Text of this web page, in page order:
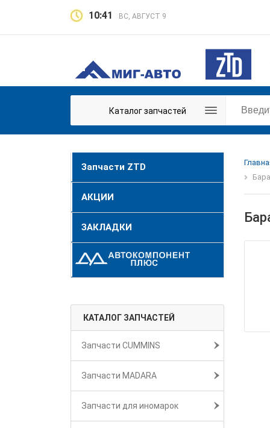
10:41 ВС, АВГУСТ 9
Каталог запчастей
Запчасти ZTD
АКЦИИ
ЗАКЛАДКИ
КАТАЛОГ ЗАПЧАСТЕЙ
Запчасти CUMMINS
Запчасти MADARA
Запчасти для иномарок